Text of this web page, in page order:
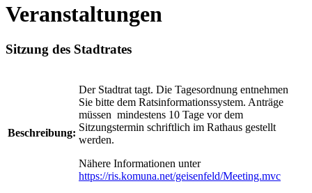
Veranstaltungen
Sitzung des Stadtrates
Beschreibung:
Der Stadtrat tagt. Die Tagesordnung entnehmen
Sie bitte dem Ratsinformationssystem. Anträge
müssen mindestens 10 Tage vor dem
Sitzungstermin schriftlich im Rathaus gestellt
werden.
Nähere Informationen unter
https://ris.komuna.net/geisenfeld/Meeting.mvc